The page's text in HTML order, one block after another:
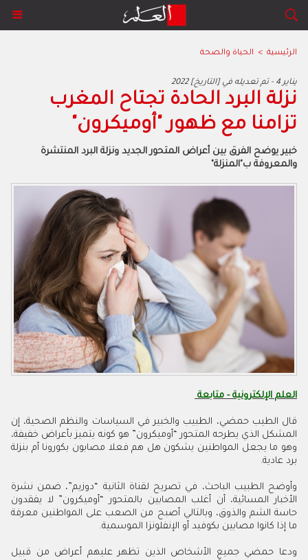
الرئيسية > الحياة والصحة
2022 يناير 4 - تم تعديله في [التاريخ]
نزلة البرد الحادة تجتاح المغرب
تزامنا مع ظهور "أوميكرون"
خبير يوضح الفرق بين أعراض المتحور الجديد ونزلة البرد المنتشرة
والمعروفة ب"المنزلة"
العلم الإلكترونية - متابعة
قال الطيب حمضي، الطبيب والخبير في السياسات والنظم الصحية، إن
المشكل الذي يطرحه المتحور “أوميكرون” هو كونه يتميز بأعراض خفيفة،
وهو ما يجعل المواطنين يشكون هل هم فعلا مصابون بكورونا أم بنزلة
برد عادية.
وأوضح الطبيب الباحث، في تصريح لقناة الثانية “دوزيم”، ضمن نشرة
الأخبار المسائية، أن أغلب المصابين بالمتحور “أوميكرون” لا يفقدون
حاسة الشم والذوق، وبالتالي أصبح من الصعب على المواطنين معرفة
ما إذا كانوا مصابين بكوفيد أو الإنفلونزا الموسمية.
ودعا حمضي جميع الأشخاص الذين تظهر عليهم أعراض من قبيل